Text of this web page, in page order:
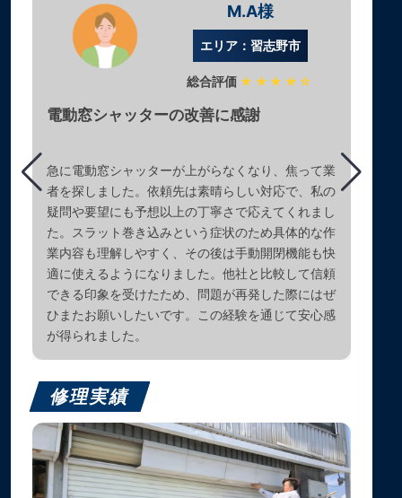
M.A様
エリア：習志野市
総合評価 ★★★★☆
電動窓シャッターの改善に感謝
急に電動窓シャッターが上がらなくなり、焦って業
者を探しました。依頼先は素晴らしい対応で、私の
疑問や要望にも予想以上の丁寧さで応えてくれまし
た。スラット巻き込みという症状のため具体的な作
業内容も理解しやすく、その後は手動開閉機能も快
適に使えるようになりました。他社と比較して信頼
できる印象を受けたため、問題が再発した際にはぜ
ひまたお願いしたいです。この経験を通じて安心感
が得られました。
修理実績